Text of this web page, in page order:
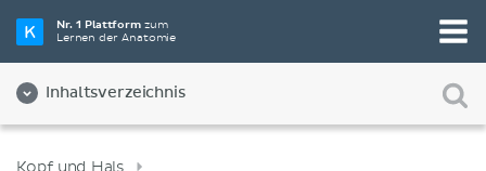
Nr. 1 Plattformzum
Lernen der Anatomie
Inhaltsverzeichnis
Wähle die beste Lernmethode für dich
Videos
Kopf und Hals